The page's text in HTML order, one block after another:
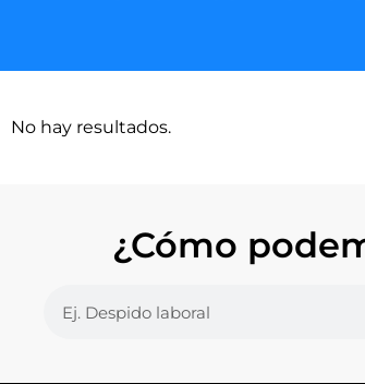
No hay resultados.
¿Cómo